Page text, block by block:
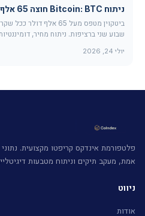
ניתוח Bitcoin: BTC חוצה 65 אלף דולר על גל ETF מתחדש
ביטקוין מטפס מעל 65 אלף
שבוע שני ברציפות. ניתוח מחיר,
יולי 24, 2026
פלטפורמת אינדקס קריפטו מקצועית.
אמת, מעקב תיקים וניתוח מטבעות
ניווט
אודות